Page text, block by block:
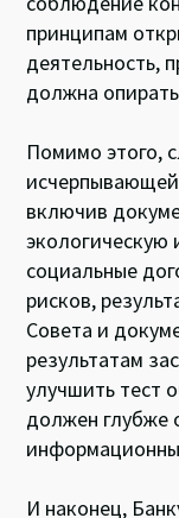
принципам
деятельность,
должна
Помимо этого,
включив
социальные
рисков,
Совета и
результатам
улучшить тест
должен глубже
И наконец,